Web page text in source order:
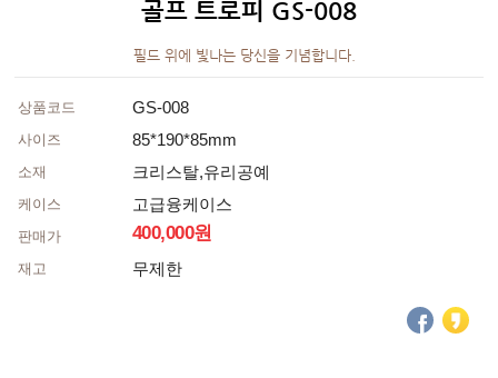
골프 트로피 GS-008
필드 위에 빛나는 당신을 기념합니다.
상품코드 GS-008
사이즈 85*190*85mm
소재 크리스탈,유리공예
케이스 고급융케이스
판매가 400,000원
재고 무제한